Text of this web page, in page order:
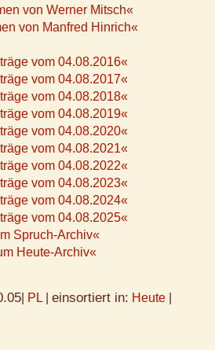
von Werner Mitsch«
von Manfred Hinrich«
vom 04.08.2016«
vom 04.08.2017«
vom 04.08.2018«
vom 04.08.2019«
vom 04.08.2020«
vom 04.08.2021«
vom 04.08.2022«
vom 04.08.2023«
vom 04.08.2024«
vom 04.08.2025«
Spruch-Archiv«
Heute-Archiv«
PL einsortiert in: Heute